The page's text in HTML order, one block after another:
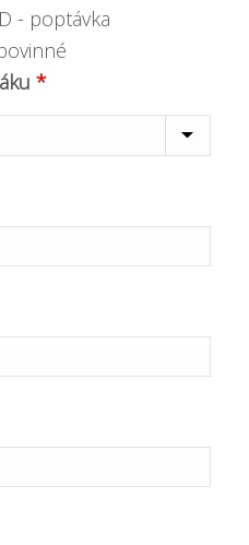
- poptávka
*